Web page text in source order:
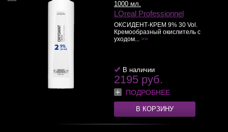
1000 мл.
LOreal Professionnel
ОКСИДЕНТ-КРЕМ 9% 30 Vol.
Кремообразный окислитель с
уходом... >>
В наличии
2195 руб.
ПОДРОБНЕЕ
В КОРЗИНУ